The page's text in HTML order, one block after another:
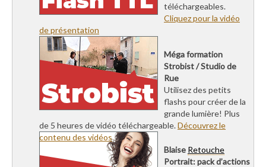
téléchargeables.
Cliquez pour la vidéo
de présentation
Méga formation
Strobist / Studio de
Rue
Utilisez des petits
flashs pour créer de la
grande lumière! Plus
de 5 heures de vidéo téléchargeable.Découvrez le
contenu des vidéos
Blaise Retouche
Portrait: pack d’actions